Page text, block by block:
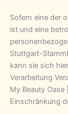
Sofern eine der
ist und eine
Stuttgart-
kann sie sich
Verarbeitung
My Beauty
Einschränkung